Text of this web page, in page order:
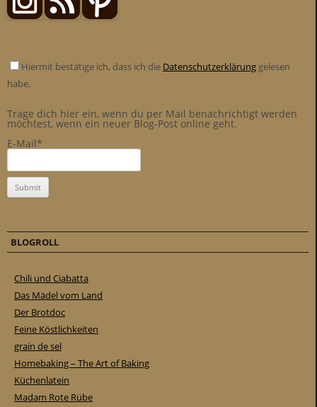
Hiermit bestätige ich, dass ich die Datenschutzerklärung gelesen
habe.
Trage dich hier ein, wenn du per Mail benachrichtigt werden
möchtest, wenn ein neuer Blog-Post online geht.
E-Mail*
BLOGROLL
Chili und Ciabatta
Das Mädel vom Land
Der Brotdoc
Feine Köstlichkeiten
grain de sel
Homebaking – The Art of Baking
Küchenlatein
Madam Rote Rübe